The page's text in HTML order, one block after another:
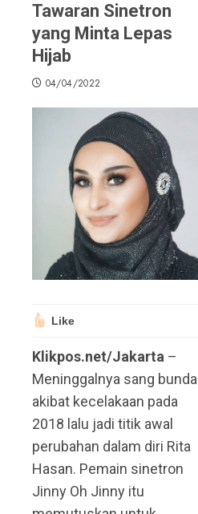
Tawaran Sinetron
yang Minta Lepas
Hijab
04/04/2022
Like
Klikpos.net/Jakarta –
Meninggalnya sang bunda
akibat kecelakaan pada
2018 lalu jadi titik awal
perubahan dalam diri Rita
Hasan. Pemain sinetron
Jinny Oh Jinny itu